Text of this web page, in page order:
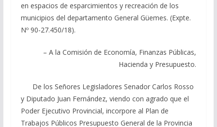
en espacios de esparcimientos y recreación de los
municipios del departamento General Güemes. (Expte.
Nº 90-27.450/18).
– A la Comisión de Economía, Finanzas Públicas,
Hacienda y Presupuesto.
De los Señores Legisladores Senador Carlos Rosso
y Diputado Juan Fernández, viendo con agrado que el
Poder Ejecutivo Provincial, incorpore al Plan de
Trabajos Públicos Presupuesto General de la Provincia